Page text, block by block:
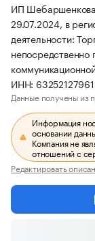
ИП Шебаршенкова
29.07.2024, в
деятельности:
ИНН:
Данные получены из
Информация
основании
Компания не
отношений с
Редактировать